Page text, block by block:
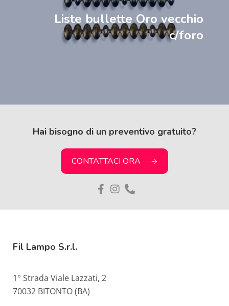
Liste bullette Oro vecchio
c/foro
Hai bisogno di un preventivo gratuito?
CONTATTACI ORA
Fil Lampo S.r.l.
1° Strada Viale Lazzati, 2
70032 BITONTO (BA)